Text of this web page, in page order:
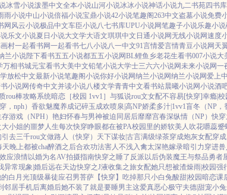
冰雪小说泼墨中文全本小说山河小说冰冰小说神话小说九二书苑四书库
雨小说中山小说倍福小说宝鼎小说42小说笔趣阁263中文盗墓小说免费
网 风云小说极品中文车臣小说八七书库UPU小说网笔趣子小说乐趣小说
乐文小说夏日小说大文学大语文琪琪中文 日通小说网无线小说网速度
村一起看书网一起看书七八小说八一中文91言情爱言情青豆小说网 天
兰小说陛下看书五五小说都五五小说网BL鲤鱼乡老花生看书007小说大
万相书城元宝看书大美中文铅笔小说大学士三六六小说网未来小说网一
放松中文最新小说笔趣阁小说你好小说网纳兰小说网纳兰小说网爱上
小说网传奇中文并读小说八楼文学青青中文看书站晨曦小说网小说酒
rou棒攻略系统暗恋［校园 1vv1］ 与狐说rou文女配不容易[快穿]幸瘾|校
，nph） 香欲魅魔养成记碎玉成欢喷泉|高NP娇柔多汁|1vv1盲冬（NP，
游戏（NPH） 艳妇怀春与男神被迫同居后靡靡宫春深纵情（NP）快
大小姐的噩梦人生每次快穿睁眼都在被PA校园里的娇软美人 吹花嚼蕊蹙
去三千rou文做路人（快穿） 天下谋妆|古言满级绿茶穿成炮灰女配穿
天晚上都被cha醉酒之后合欢功法害人不浅入禽太深艳嫁录暗引力穿进
应浪情以婚为名AV拍摄指南快穿之睡了反派以后伪装魔王与祭品勇者
异常现象|婚后远在天边快穿之J液收集之旅女配她只想被渣燥雨|校园强
白月光顶级暴徒应召男菩萨 【快穿】吃掉那只小白兔酸甜|校园暗恋课
邻居手机后离婚后她不装了就是要睡男主这爱真恶心极守夫德|甜宠小